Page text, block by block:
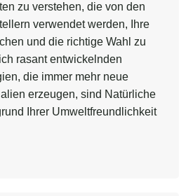
zu verstehen, die von den
verwendet werden, Ihre
und die richtige Wahl zu
rasant entwickelnden
die immer mehr neue
erzeugen, sind Natürliche
Ihrer Umweltfreundlichkeit